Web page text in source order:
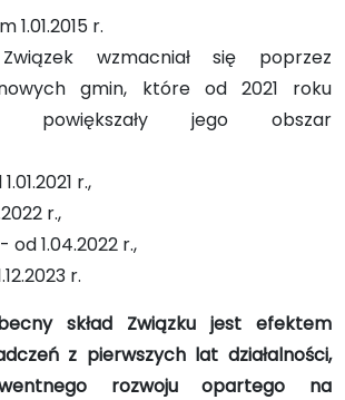
1.01.2015 r.
wzmacniał się poprzez
gmin, które od 2021 roku
powiększały jego obszar
r.,
r.,
1.04.2022 r.,
r.
skład Związku jest efektem
z pierwszych lat działalności,
rozwoju opartego na